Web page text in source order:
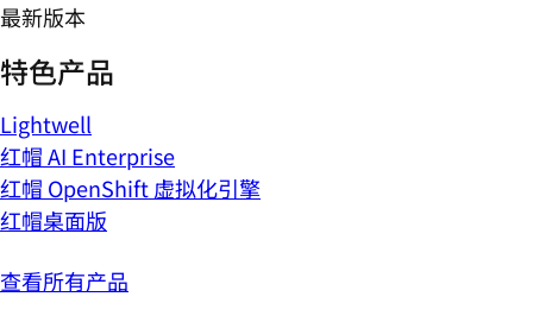
最新版本
特色产品
Lightwell
红帽 AI Enterprise
红帽 OpenShift 虚拟化引擎
红帽桌面版
查看所有产品